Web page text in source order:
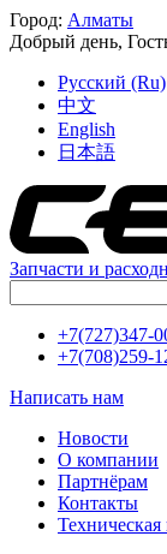
Город: Алматы
Добрый день,
Русский (Ru)
中文
English
日本語
Запчасти и
+7(727)347-
+7(708)259-
Написать нам
Новости
О компании
Партнёрам
Контакты